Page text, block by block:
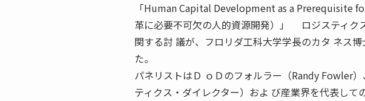
「Human Capital Development as a Prerequisite
革に必要不可欠の人的資源開発）」 ロジスティク
関する討 議が、フロリダ工科大学学長のカタ ネス
た。
パネリストはＤ ｏＤのフォルラー（Randy Fowler
ティクス・ダイレクター）およ び産業界を代表し